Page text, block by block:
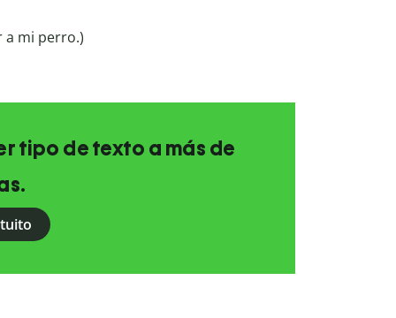
a mi perro.)
tipo de texto a más de